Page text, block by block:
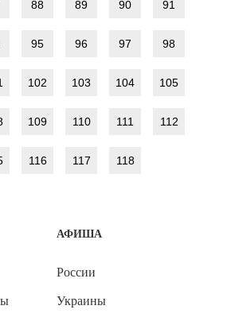
88 89 90 91
95 96 97 98
102 103 104 105
109 110 111 112
116 117 118
АФИША
России
Украины